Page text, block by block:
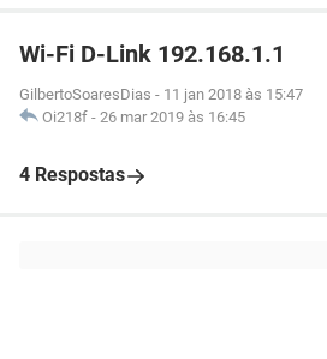
Wi-Fi D-Link 192.168.1.1
GilbertoSoaresDias - 11 jan 2018 às 15:47
Oi218f - 26 mar 2019 às 16:45
4 Respostas